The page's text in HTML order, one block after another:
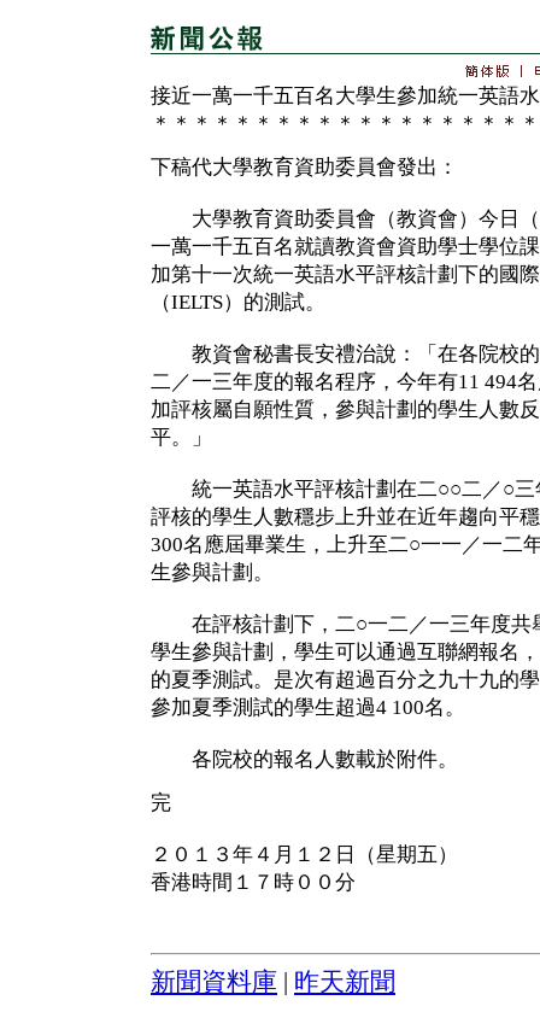
接近一萬一千五百名大學生參加統一英語
＊＊＊＊＊＊＊＊＊＊＊＊＊＊＊＊＊＊
下稿代大學教育資助委員會發出：
大學教育資助委員會（教資會）今日（
一萬一千五百名就讀教資會資助學士學位
加第十一次統一英語水平評核計劃下的國
（IELTS）的測試。
教資會秘書長安禮治說：「在各院校的
二／一三年度的報名程序，今年有11 494
加評核屬自願性質，參與計劃的學生人數
平。」
統一英語水平評核計劃在二○○二／○三
評核的學生人數穩步上升並在近年趨向平
300名應屆畢業生，上升至二○一一／一二
生參與計劃。
在評核計劃下，二○一二／一三年度共
學生參與計劃，學生可以通過互聯網報名
的夏季測試。是次有超過百分之九十九的
參加夏季測試的學生超過4 100名。
各院校的報名人數載於附件。
完
２０１３年４月１２日（星期五）
香港時間１７時００分
新聞資料庫 昨天新聞